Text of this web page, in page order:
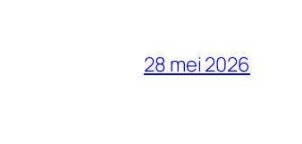
28 mei 2026